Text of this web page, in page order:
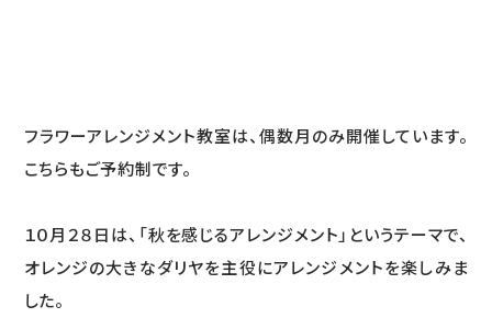
フラワーアレンジメント教室は、偶数月のみ開催しています。
こちらもご予約制です。
１０月２８日は、「秋を感じるアレンジメント」というテーマで、
オレンジの大きなダリヤを主役にアレンジメントを楽しみま
した。